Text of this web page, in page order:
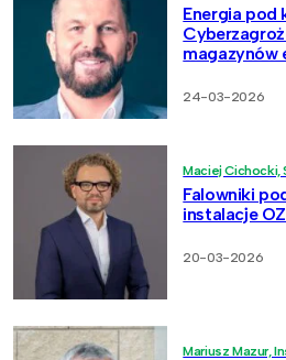
Energia pod
magazynów
24-03-2026
Maciej Cichocki,
Falowniki
instalacje
20-03-2026
Mariusz Mazur,